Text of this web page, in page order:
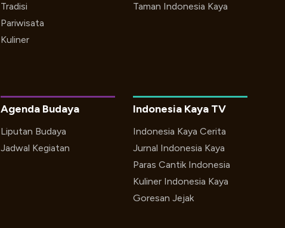
Taman Indonesia Kaya
Tradisi
Pariwisata
Kuliner
Indonesia Kaya TV
Indonesia Kaya Cerita
Jurnal Indonesia Kaya
Paras Cantik Indonesia
Kuliner Indonesia Kaya
Goresan Jejak
Agenda Budaya
Liputan Budaya
Jadwal Kegiatan